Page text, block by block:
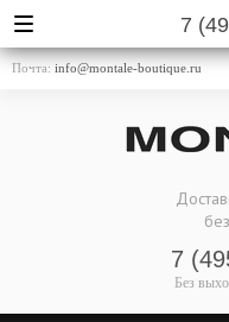
7
Почта: info@montale-boutique.ru
7
Без